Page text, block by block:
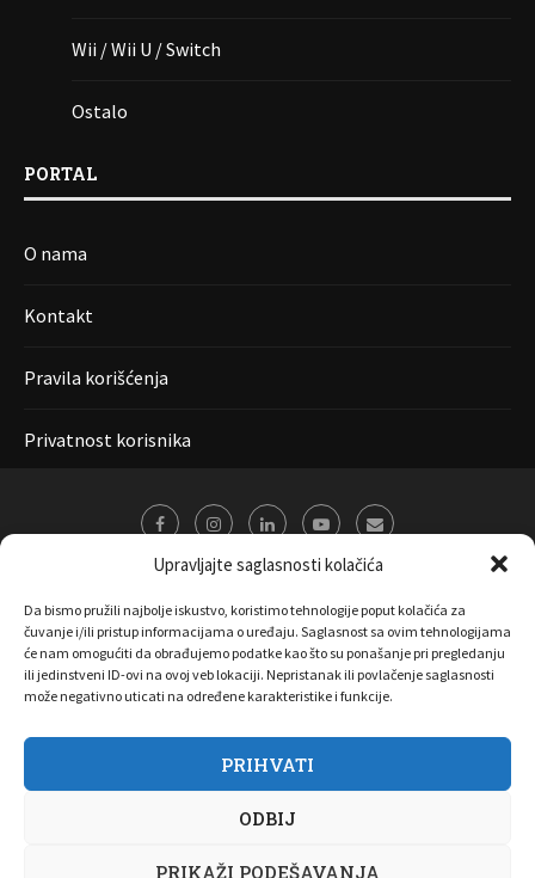
Upravljajte saglasnosti kolačića
Da bismo pružili najbolje iskustvo, koristimo tehnologije poput kolačića za
čuvanje i/ili pristup informacijama o uređaju. Saglasnost sa ovim tehnologijama
će nam omogućiti da obrađujemo podatke kao što su ponašanje pri pregledanju
ili jedinstveni ID-ovi na ovoj veb lokaciji. Nepristanak ili povlačenje saglasnosti
može negativno uticati na određene karakteristike i funkcije.
PRIHVATI
ODBIJ
PRIKAŽI PODEŠAVANJA
Wii / Wii U / Switch
Ostalo
PORTAL
O nama
Kontakt
Pravila korišćenja
Privatnost korisnika
O nama Marketing Kontakt FAQ
Privatnost korisnika
Pravila korišćenja